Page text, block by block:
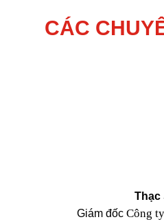
CÁC
Thạc
Giám đốc Công